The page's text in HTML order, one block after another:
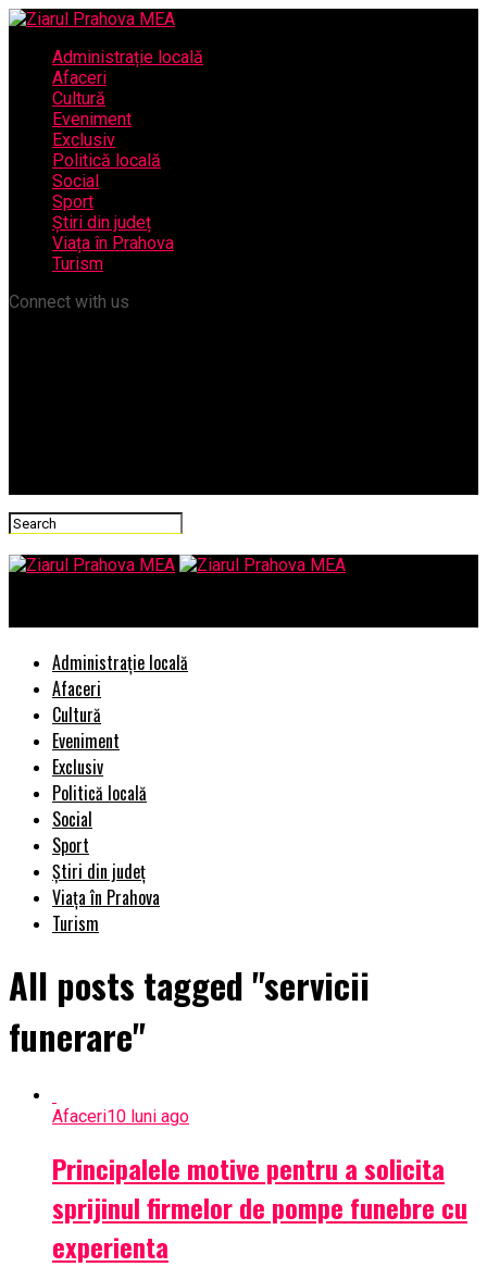
Administrație locală
Afaceri
Cultură
Eveniment
Exclusiv
Politică locală
Social
Sport
Știri din județ
Viața în Prahova
Turism
Connect with us
Administrație locală
Afaceri
Cultură
Eveniment
Exclusiv
Politică locală
Social
Sport
Știri din județ
Viața în Prahova
Turism
All posts tagged "servicii
funerare"
Afaceri10 luni ago
Principalele motive pentru a solicita
sprijinul firmelor de pompe funebre cu
experienta